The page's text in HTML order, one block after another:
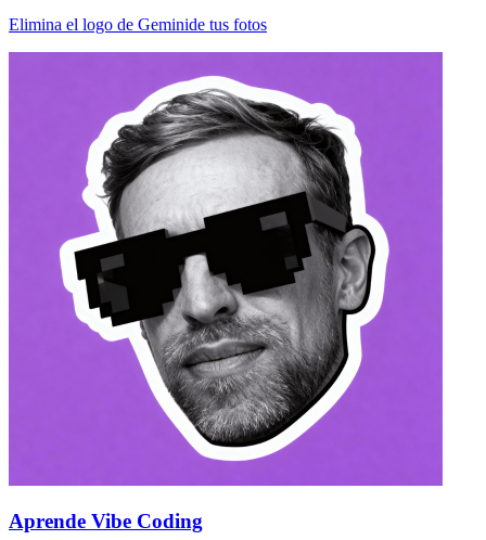
Elimina el logo de Geminide tus fotos
Aprende Vibe Coding